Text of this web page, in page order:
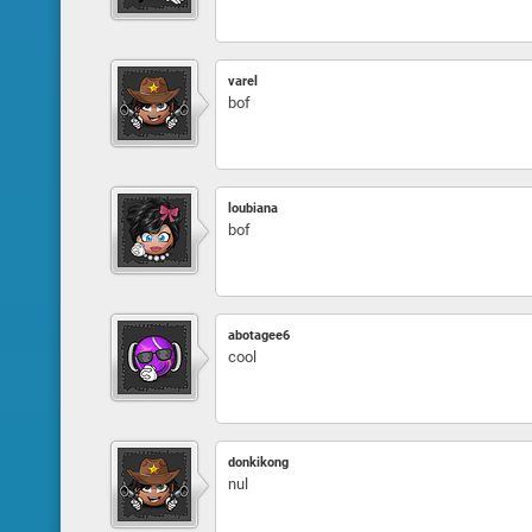
varel
bof
loubiana
bof
abotagee6
cool
donkikong
nul